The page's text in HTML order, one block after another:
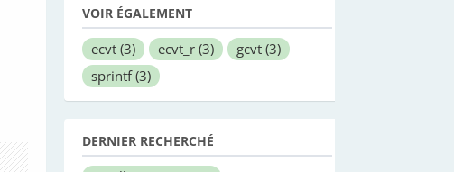
VOIR ÉGALEMENT
ecvt (3) ecvt_r (3) gcvt (3)
sprintf(3)
DERNIER RECHERCHÉ